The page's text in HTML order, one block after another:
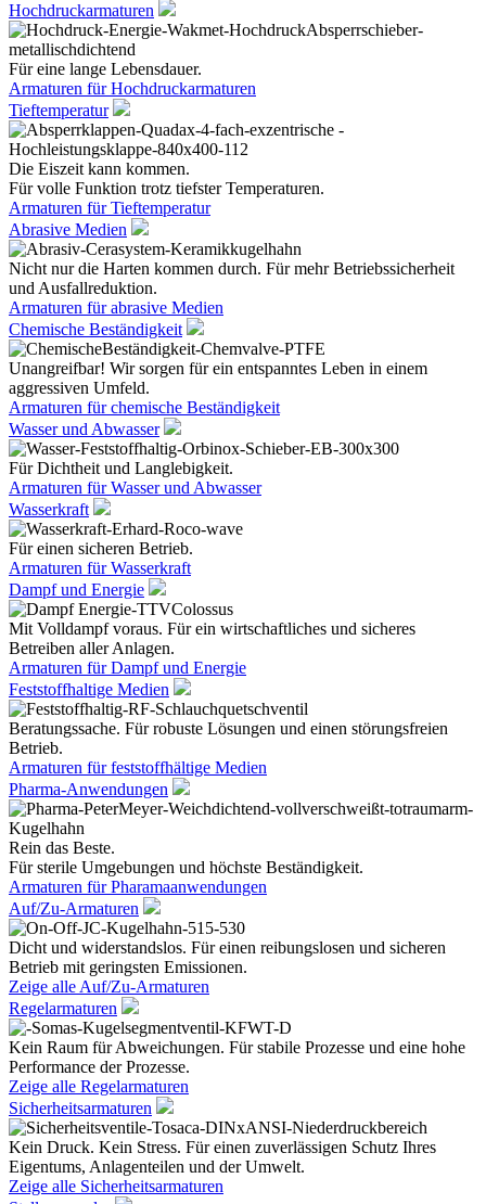
Hochdruckarmaturen
Für eine lange Lebensdauer.
Armaturen für Hochdruckarmaturen
Tieftemperatur
Die Eiszeit kann kommen.
Für volle Funktion trotz tiefster Temperaturen.
Armaturen für Tieftemperatur
Abrasive Medien
Nicht nur die Harten kommen durch. Für mehr Betriebssicherheit
und Ausfallreduktion.
Armaturen für abrasive Medien
Chemische Beständigkeit
Unangreifbar! Wir sorgen für ein entspanntes Leben in einem
aggressiven Umfeld.
Armaturen für chemische Beständigkeit
Wasser und Abwasser
Für Dichtheit und Langlebigkeit.
Armaturen für Wasser und Abwasser
Wasserkraft
Für einen sicheren Betrieb.
Armaturen für Wasserkraft
Dampf und Energie
Mit Volldampf voraus. Für ein wirtschaftliches und sicheres
Betreiben aller Anlagen.
Armaturen für Dampf und Energie
Feststoffhaltige Medien
Beratungssache. Für robuste Lösungen und einen störungsfreien
Betrieb.
Armaturen für feststoffhältige Medien
Pharma-Anwendungen
Rein das Beste.
Für sterile Umgebungen und höchste Beständigkeit.
Armaturen für Pharamaanwendungen
Auf/Zu-Armaturen
Dicht und widerstandslos. Für einen reibungslosen und sicheren
Betrieb mit geringsten Emissionen.
Zeige alle Auf/Zu-Armaturen
Regelarmaturen
Kein Raum für Abweichungen. Für stabile Prozesse und eine hohe
Performance der Prozesse.
Zeige alle Regelarmaturen
Sicherheitsarmaturen
Kein Druck. Kein Stress. Für einen zuverlässigen Schutz Ihres
Eigentums, Anlagenteilen und der Umwelt.
Zeige alle Sicherheitsarmaturen